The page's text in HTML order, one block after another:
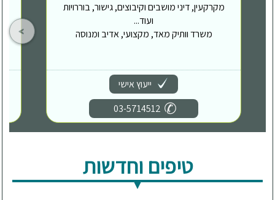
מקרקעין, דיני מושבים וקיבוצים, גישור, בוררויות
ועוד...
משרד וותיק מאד, מקצועי, אדיב ומנוסה
ייעוץ אישי
03-5714512
טיפים וחדשות